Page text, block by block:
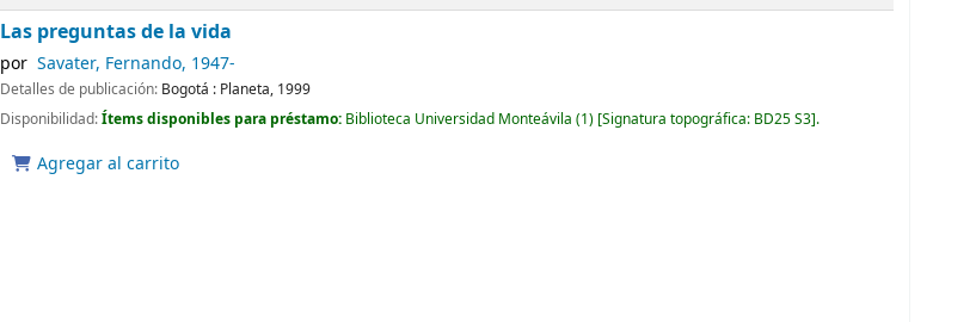
Las preguntas de la vida
por Savater, Fernando, 1947-
Detalles de publicación: Bogotá : Planeta, 1999
Disponibilidad:Ítems disponibles para préstamo: Biblioteca Universidad Monteávila (1) Signatura topográfica: BD25 S3 .
Agregar al carrito